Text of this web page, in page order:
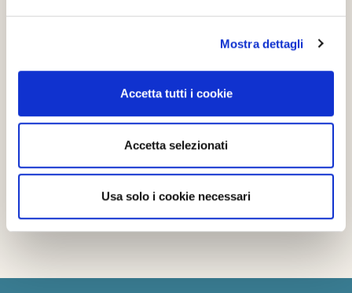
Mostra dettagli
Accetta tutti i cookie
Accetta selezionati
Usa solo i cookie necessari